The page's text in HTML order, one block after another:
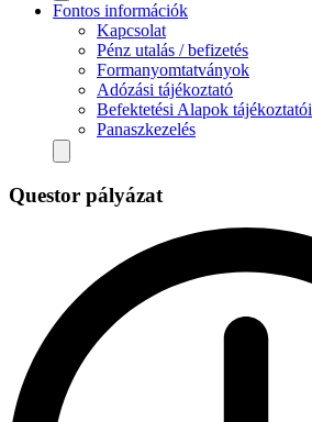
Fontos információk
Kapcsolat
Pénz utalás / befizetés
Formanyomtatványok
Adózási tájékoztató
Befektetési Alapok tájékoztatói
Panaszkezelés
Questor pályázat